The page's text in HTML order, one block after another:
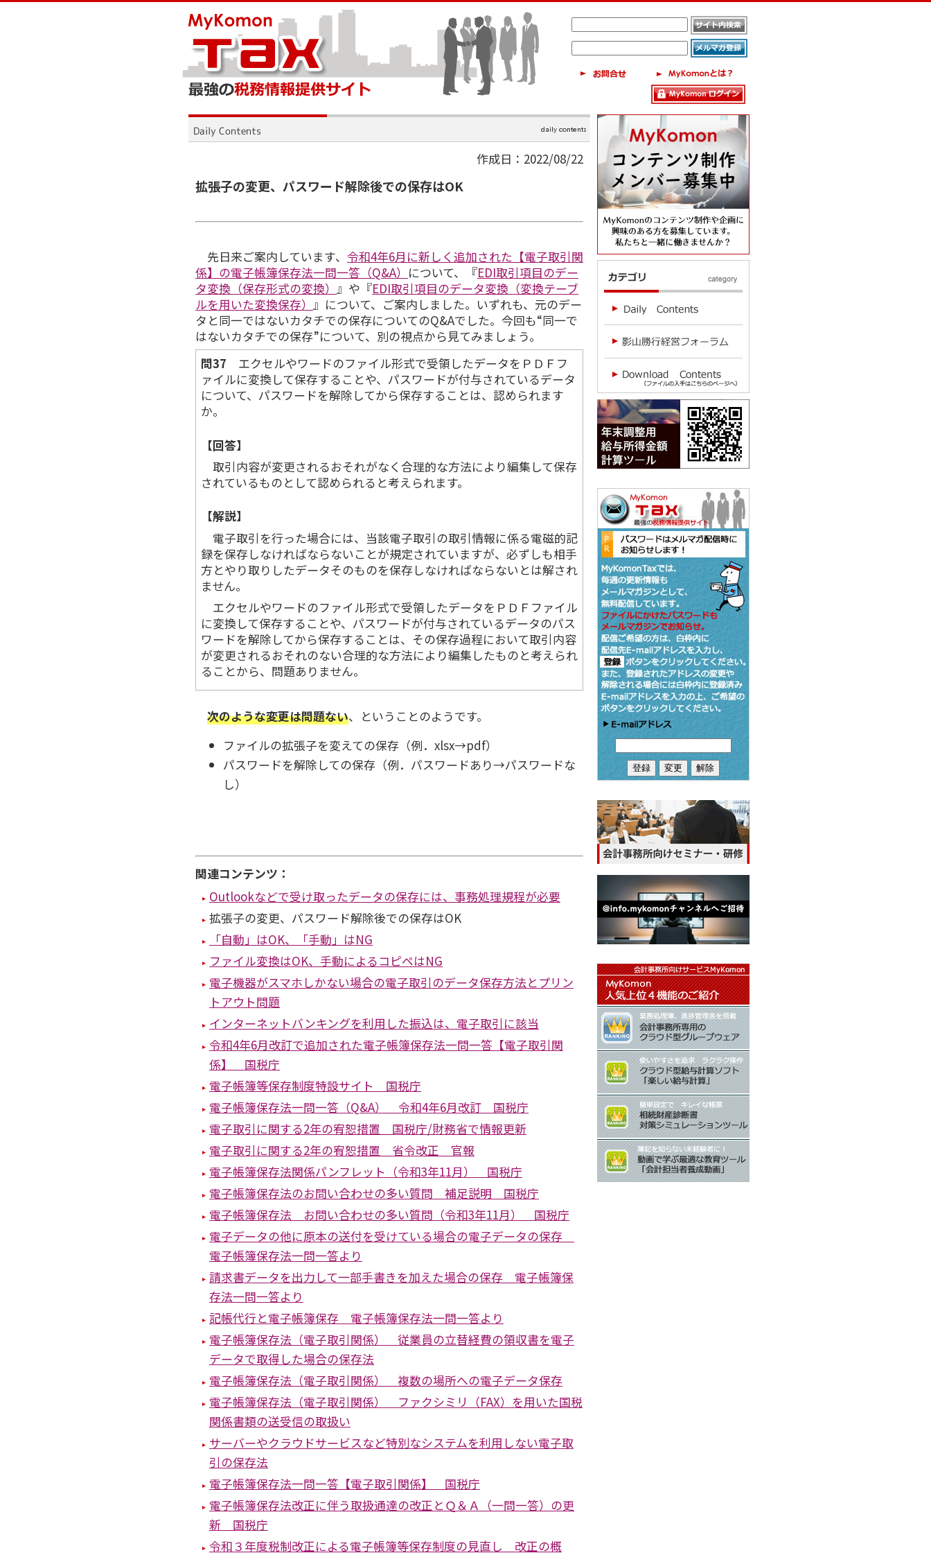
作成日：2022/08/22
拡張子の変更、パスワード解除後での保存はOK
先日来ご案内しています、 令和4年6月に新しく追加された【電子取引関
係】の電子帳簿保存法一問一答（Q&A） について、『EDI取引項目のデー
タ変換（保存形式の変換） 』や『EDI取引項目のデータ変換（変換テーブ
ルを用いた変換保存） 』について、ご案内しました。いずれも、元のデー
タと同一ではないカタチでの保存についてのQ&Aでした。今回も“同一で
はないカタチでの保存”について、別の視点から見てみましょう。
問37 エクセルやワードのファイル形式で受領したデータをＰＤＦフ
ァイルに変換して保存することや、パスワードが付与されているデータ
について、パスワードを解除してから保存することは、認められます
か。
【回答】
取引内容が変更されるおそれがなく合理的な方法により編集して保存
されているものとして認められると考えられます。
【解説】
電子取引を行った場合には、当該電子取引の取引情報に係る電磁的記
録を保存しなければならないことが規定されていますが、必ずしも相手
方とやり取りしたデータそのものを保存しなければならないとは解され
ません。
エクセルやワードのファイル形式で受領したデータをＰＤＦファイル
に変換して保存することや、パスワードが付与されているデータのパス
ワードを解除してから保存することは、その保存過程において取引内容
が変更されるおそれのない合理的な方法により編集したものと考えられ
ることから、問題ありません。
次のような変更は問題ない、ということのようです。
ファイルの拡張子を変えての保存（例．xlsx→pdf）
パスワードを解除しての保存（例．パスワードあり→パスワードな
し）
関連コンテンツ：
Outlookなどで受け取ったデータの保存には、事務処理規程が必要
拡張子の変更、パスワード解除後での保存はOK
「自動」はOK、「手動」はNG
ファイル変換はOK、手動によるコピペはNG
電子機器がスマホしかない場合の電子取引のデータ保存方法とプリン
トアウト問題
インターネットバンキングを利用した振込は、電子取引に該当
令和4年6月改訂で追加された電子帳簿保存法一問一答【電子取引関
係】 国税庁
電子帳簿等保存制度特設サイト 国税庁
電子帳簿保存法一問一答（Q&A） 令和4年6月改訂 国税庁
電子取引に関する2年の宥恕措置 国税庁/財務省で情報更新
電子取引に関する2年の宥恕措置 省令改正 官報
電子帳簿保存法関係パンフレット（令和3年11月） 国税庁
電子帳簿保存法のお問い合わせの多い質問 補足説明 国税庁
電子帳簿保存法 お問い合わせの多い質問（令和3年11月） 国税庁
電子データの他に原本の送付を受けている場合の電子データの保存
電子帳簿保存法一問一答より
請求書データを出力して一部手書きを加えた場合の保存 電子帳簿保
存法一問一答より
記帳代行と電子帳簿保存 電子帳簿保存法一問一答より
電子帳簿保存法（電子取引関係） 従業員の立替経費の領収書を電子
データで取得した場合の保存法
電子帳簿保存法（電子取引関係） 複数の場所への電子データ保存
電子帳簿保存法（電子取引関係） ファクシミリ（FAX）を用いた国税
関係書類の送受信の取扱い
サーバーやクラウドサービスなど特別なシステムを利用しない電子取
引の保存法
電子帳簿保存法一問一答【電子取引関係】 国税庁
電子帳簿保存法改正に伴う取扱通達の改正とＱ＆Ａ（一問一答）の更
新 国税庁
令和３年度税制改正による電子帳簿等保存制度の見直し 改正の概